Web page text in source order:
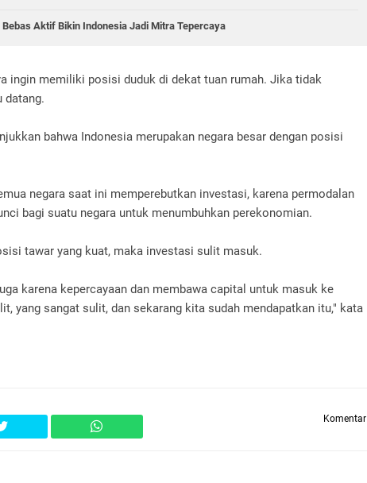
Aktif Bikin Indonesia Jadi Mitra Tepercaya
ingin memiliki posisi duduk di dekat tuan rumah. Jika tidak
datang.
bahwa Indonesia merupakan negara besar dengan posisi
negara saat ini memperebutkan investasi, karena permodalan
bagi suatu negara untuk menumbuhkan perekonomian.
tawar yang kuat, maka investasi sulit masuk.
karena kepercayaan dan membawa capital untuk masuk ke
yang sangat sulit, dan sekarang kita sudah mendapatkan itu," kata
Komentar